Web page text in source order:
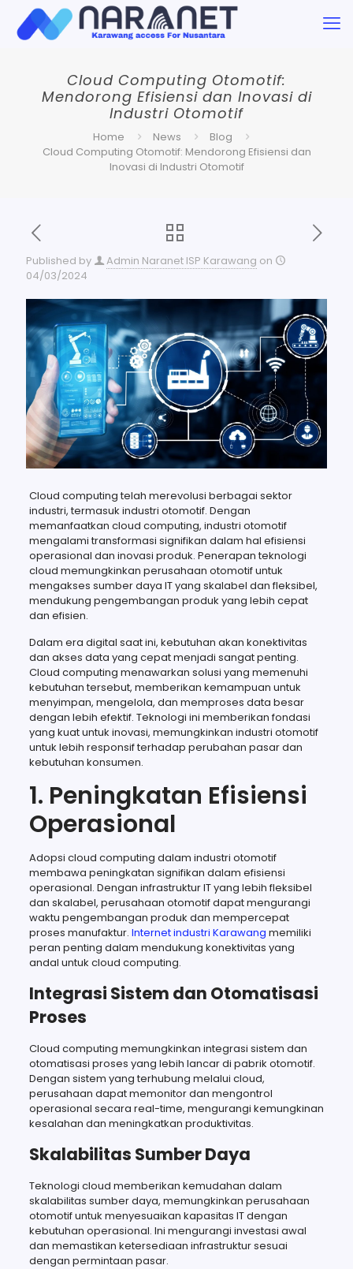
Cloud Computing Otomotif:
Mendorong Efisiensi dan Inovasi di
Industri Otomotif
Home News
Blog
Cloud Computing Otomotif: Mendorong Efisiensi dan
Inovasi di Industri Otomotif
Published by Admin Naranet ISP Karawang on
04/03/2024
Cloud computing telah merevolusi berbagai sektor
industri, termasuk industri otomotif. Dengan
memanfaatkan cloud computing, industri otomotif
mengalami transformasi signifikan dalam hal efisiensi
operasional dan inovasi produk. Penerapan teknologi
cloud memungkinkan perusahaan otomotif untuk
mengakses sumber daya IT yang skalabel dan fleksibel,
mendukung pengembangan produk yang lebih cepat
dan efisien.
Dalam era digital saat ini, kebutuhan akan konektivitas
dan akses data yang cepat menjadi sangat penting.
Cloud computing menawarkan solusi yang memenuhi
kebutuhan tersebut, memberikan kemampuan untuk
menyimpan, mengelola, dan memproses data besar
dengan lebih efektif. Teknologi ini memberikan fondasi
yang kuat untuk inovasi, memungkinkan industri otomotif
untuk lebih responsif terhadap perubahan pasar dan
kebutuhan konsumen.
1. Peningkatan Efisiensi
Operasional
Adopsi cloud computing dalam industri otomotif
membawa peningkatan signifikan dalam efisiensi
operasional. Dengan infrastruktur IT yang lebih fleksibel
dan skalabel, perusahaan otomotif dapat mengurangi
waktu pengembangan produk dan mempercepat
proses manufaktur. Internet industri Karawang memiliki
peran penting dalam mendukung konektivitas yang
andal untuk cloud computing.
Integrasi Sistem dan Otomatisasi
Proses
Cloud computing memungkinkan integrasi sistem dan
otomatisasi proses yang lebih lancar di pabrik otomotif.
Dengan sistem yang terhubung melalui cloud,
perusahaan dapat memonitor dan mengontrol
operasional secara real-time, mengurangi kemungkinan
kesalahan dan meningkatkan produktivitas.
Skalabilitas Sumber Daya
Teknologi cloud memberikan kemudahan dalam
skalabilitas sumber daya, memungkinkan perusahaan
otomotif untuk menyesuaikan kapasitas IT dengan
kebutuhan operasional. Ini mengurangi investasi awal
dan memastikan ketersediaan infrastruktur sesuai
dengan permintaan pasar.